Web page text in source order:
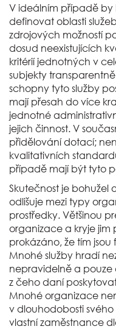
V ideálním případě
definovat oblasti
zdrojových možností
dosud neexistujících
kritérií jednotných v
subjekty
schopny tyto služby
mají přesah do více
jednotné
jejich činnost. V
přidělování dotací;
kvalitativních
případě mají být tyto
Skutečnost je bohužel
odlišuje mezi typy
prostředky. Většinou
organizace a kryje jim
prokázáno, že tím
Mnohé služby hradí
nepravidelně a pouze
z čeho daní
Mnohé organizace
v dlouhodobosti
vlastní zaměstnance